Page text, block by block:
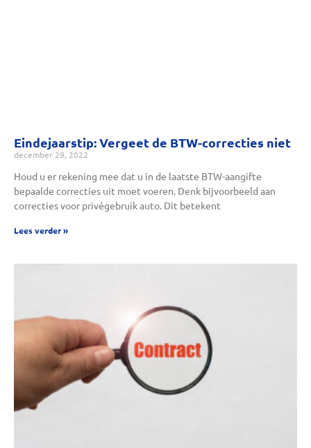
Eindejaarstip: Vergeet de BTW-correcties niet
december 29, 2022
Houd u er rekening mee dat u in de laatste BTW-aangifte
bepaalde correcties uit moet voeren. Denk bijvoorbeeld aan
correcties voor privégebruik auto. Dit betekent
Lees verder »